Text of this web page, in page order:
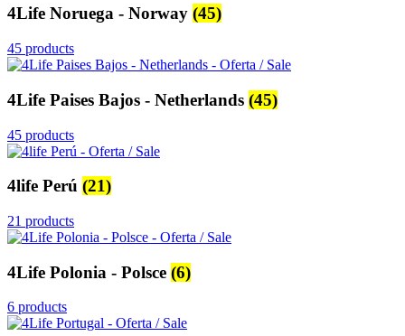
4Life Noruega - Norway (45)
45 products
4Life Paises Bajos - Netherlands (45)
45 products
4life Perú (21)
21 products
4Life Polonia - Polsce (6)
6 products